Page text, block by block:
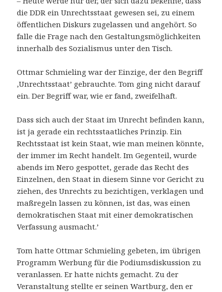
die DDR ein Unrechtsstaat gewesen sei, zu einem
öffentlichen Diskurs zugelassen und angehört. So
falle die Frage nach den Gestaltungsmöglichkeiten
innerhalb des Sozialismus unter den Tisch.
Ottmar Schmieling war der Einzige, der den Begriff
‚Unrechtsstaat’ gebrauchte. Tom ging nicht darauf
ein. Der Begriff war, wie er fand, zweifelhaft.
Dass sich auch der Staat im Unrecht befinden kann,
ist ja gerade ein rechtsstaatliches Prinzip. Ein
Rechtsstaat ist kein Staat, wie man meinen könnte,
der immer im Recht handelt. Im Gegenteil, wurde
abends im Nero gespottet, gerade das Recht des
Einzelnen, den Staat in diesem Sinne vor Gericht zu
ziehen, des Unrechts zu bezichtigen, verklagen und
maßregeln lassen zu können, ist das, was einen
demokratischen Staat mit einer demokratischen
Verfassung ausmacht.’
Tom hatte Ottmar Schmieling gebeten, im übrigen
Programm Werbung für die Podiumsdiskussion zu
veranlassen. Er hatte nichts gemacht. Zu der
Veranstaltung stellte er seinen Wartburg, den er